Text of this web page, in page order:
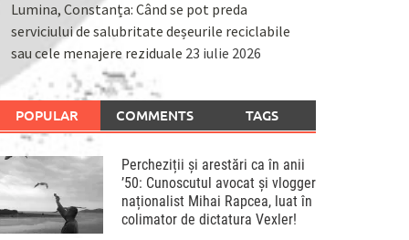
Lumina, Constanța: Când se pot preda
serviciului de salubritate deșeurile reciclabile
sau cele menajere reziduale 23 iulie 2026
POPULAR COMMENTS TAGS
Percheziții și arestări ca în anii
’50: Cunoscutul avocat și vlogger
naționalist Mihai Rapcea, luat în
colimator de dictatura Vexler!